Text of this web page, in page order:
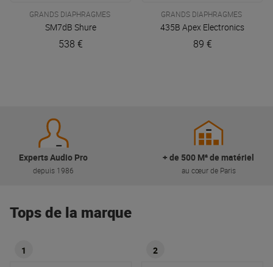
GRANDS DIAPHRAGMES
SM7dB Shure
538 €
GRANDS DIAPHRAGMES
435B Apex Electronics
89 €
Experts Audio Pro
depuis 1986
+ de 500 M² de matériel
au cœur de Paris
Tops de la marque
1 2